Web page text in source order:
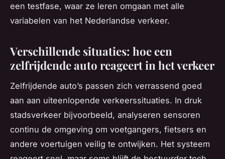
een testfase, waar ze leren omgaan met alle
variabelen van het Nederlandse verkeer.
Verschillende situaties: hoe een
zelfrijdende auto reageert in het verkeer
Zelfrijdende auto’s passen zich verrassend goed
aan aan uiteenlopende verkeerssituaties. In druk
stadsverkeer bijvoorbeeld, analyseren sensoren
continu de omgeving om voetgangers, fietsers en
andere voertuigen veilig te ontwijken. Het systeem